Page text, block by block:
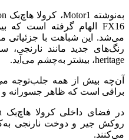
می‌شد. این شباهت با
رنگ‌های جدید مانند
heritage، بیشتر به‌چشم می‌آید.
براقی است که ظاهر جسورانه و
می‌کنند.